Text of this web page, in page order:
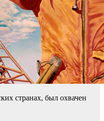
странах, был охвачен